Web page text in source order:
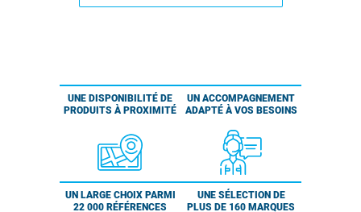
UNE DISPONIBILITÉ DE
PRODUITS À PROXIMITÉ
UN ACCOMPAGNEMENT
ADAPTÉ À VOS BESOINS
UN LARGE CHOIX PARMI
22 000 RÉFÉRENCES
UNE SÉLECTION DE
PLUS DE 160 MARQUES